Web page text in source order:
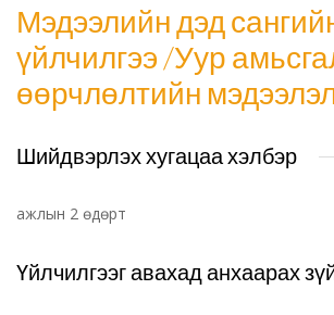
Мэдээлийн дэд
үйлчилгээ /Уур
өөрчлөлтийн
Шийдвэрлэх хугацаа хэлбэр
ажлын 2 өдөрт
Үйлчилгээг авахад анхаарах